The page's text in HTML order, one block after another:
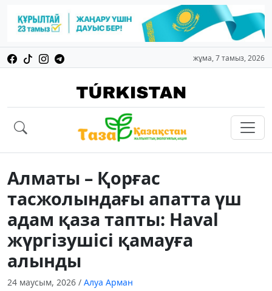
жұма, 7 тамыз, 2026
Алматы – Қорғас
тасжолындағы апатта үш
адам қаза тапты: Haval
жүргізушісі қамауға
алынды
24 маусым, 2026 / Алуа Арман